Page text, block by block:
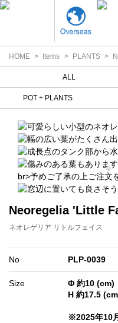
HOME Items PLANTS
ALL
POT + PLANTS
Neoregelia 'Little
ネオレゲリア リトルフェイス
No PLP-0039
Size
Φ 約10 (cm)
H 約17.5
※2025年10